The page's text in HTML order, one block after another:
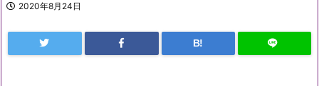
2020年8月24日
B!